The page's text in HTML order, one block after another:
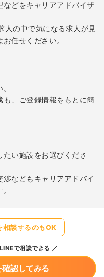
などをキャリアアドバイザ
人の中で気になる求人が見
任せください。
も、ご登録情報をもとに簡
い施設をお選びくださ
などもキャリアアドバイ
相談するのもOK
で相談できる
認してみる